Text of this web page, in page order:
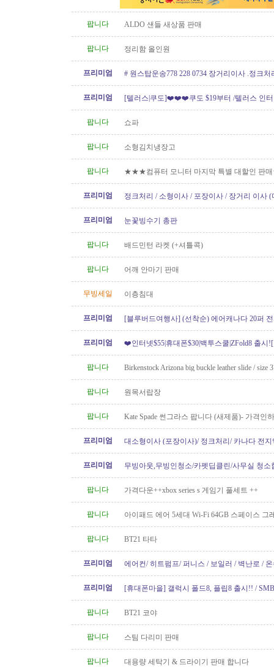
팝니다 ALDO 샌들 새상품 판매
팝니다 정리함 올인원
프리미엄 # 원스탑운송778 228 0734 장거리이사 .정크처
프리미엄
[텔러스|쿠도]❤️❤️❤️쿠도 $19부터 /텔러스 인터
팝니다
쇼파
팝니다 소형김치냉장고
팝니다 ★★★컴퓨터 모니터 마지막 특별 대할인
프리미엄 정크처리 / 소형이사 / 포장이사 / 장거리 이사 (
프리미엄 눈꽃빙수기 총판
팝니다 배드민턴 라켓 (+셔틀콕)
팝니다 어깨 안마기 판매
무빙세일 이층침대
프리미엄 [블루버드여행사] (선착순) 에어캐나다 20퍼
프리미엄
❤️인터넷$55|휴대폰$30|백투스쿨|ZFold8 출시
팝니다
Birkenstock Arizona big buckle leather slide / size
팝니다 원목서랍장
팝니다 Kate Spade 썬그라스 팝니다 (새제품)- 가격인하
프리미엄
대소형이사 (포장이사)/ 정크처리/ 카나다 전
프리미엄
무빙아웃,무빙인청소/카펫딥클린/사무실 청소
팝니다 가격다운++xbox series s 게임기 풀세트 ++
팝니다
아이패드 에어 5세대 Wi-Fi 64GB 스페이스 그
팝니다
BT21 타타
프리미엄
에어컨/ 히트펌프/ 퍼니스 / 보일러 / 벽난로 /
프리미엄
[휴대폰마을] 갤럭시 폴드8, 플립8 출시!! /
팝니다
BT21 코야
팝니다 스팀 다리미 판매
팝니다 대용량 세탁기 & 드라이기 판매 합니다